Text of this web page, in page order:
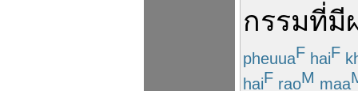
กรรมที่มี
pheuuaF haiF
haiF raoM maa